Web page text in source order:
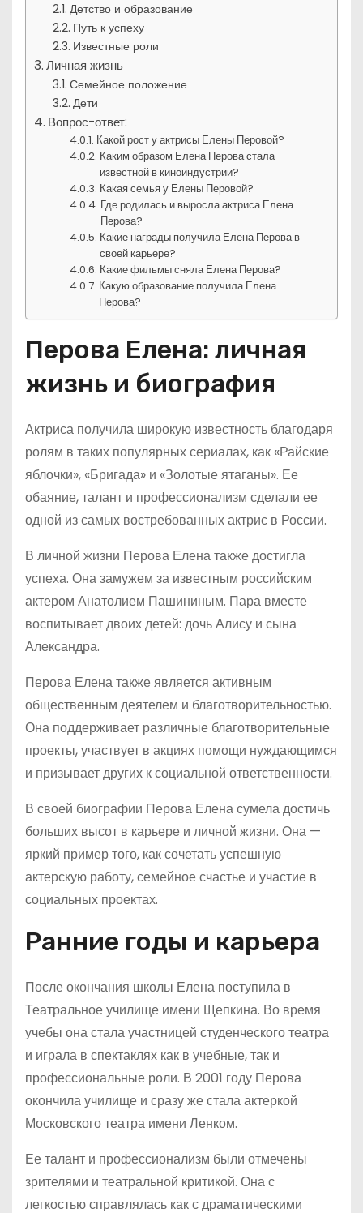
Детство и образование
Путь к успеху
Известные роли
Личная жизнь
Семейное положение
Дети
Вопрос-ответ:
Какой рост у актрисы Елены Перовой?
Каким образом Елена Перова стала
известной в киноиндустрии?
Какая семья у Елены Перовой?
Где родилась и выросла актриса Елена
Перова?
Какие награды получила Елена Перова в
своей карьере?
Какие фильмы сняла Елена Перова?
Какую образование получила Елена
Перова?
Перова Елена: личная
жизнь и биография
Актриса получила широкую известность благодаря
ролям в таких популярных сериалах, как «Райские
яблочки», «Бригада» и «Золотые ятаганы». Ее
обаяние, талант и профессионализм сделали ее
одной из самых востребованных актрис в России.
В личной жизни Перова Елена также достигла
успеха. Она замужем за известным российским
актером Анатолием Пашининым. Пара вместе
воспитывает двоих детей: дочь Алису и сына
Александра.
Перова Елена также является активным
общественным деятелем и благотворительностью.
Она поддерживает различные благотворительные
проекты, участвует в акциях помощи нуждающимся
и призывает других к социальной ответственности.
В своей биографии Перова Елена сумела достичь
больших высот в карьере и личной жизни. Она —
яркий пример того, как сочетать успешную
актерскую работу, семейное счастье и участие в
социальных проектах.
Ранние годы и карьера
После окончания школы Елена поступила в
Театральное училище имени Щепкина. Во время
учебы она стала участницей студенческого театра
и играла в спектаклях как в учебные, так и
профессиональные роли. В 2001 году Перова
окончила училище и сразу же стала актеркой
Московского театра имени Ленком.
Ее талант и профессионализм были отмечены
зрителями и театральной критикой. Она с
легкостью справлялась как с драматическими